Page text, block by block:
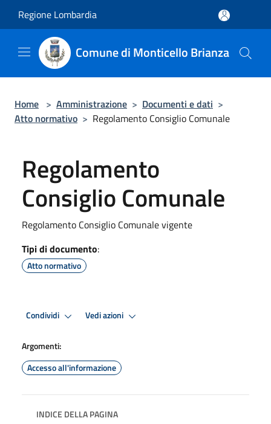
Regione Lombardia
Comune di Monticello Brianza
Home > Amministrazione > Documenti e dati >
Atto normativo > Regolamento Consiglio Comunale
Regolamento
Consiglio Comunale
Regolamento Consiglio Comunale vigente
Tipi di documento:
Atto normativo
Condividi Vedi azioni
Argomenti:
Accesso all'informazione
INDICE DELLA PAGINA